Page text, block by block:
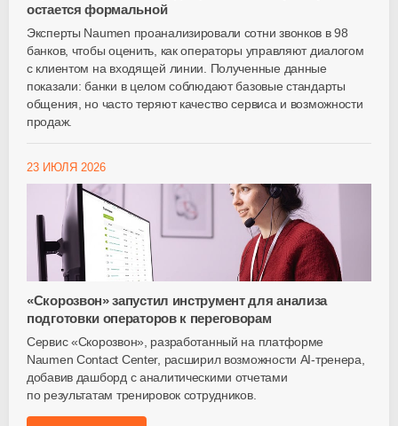
остается формальной
Эксперты Naumen проанализировали сотни звонков в 98
банков, чтобы оценить, как операторы управляют диалогом
с клиентом на входящей линии. Полученные данные
показали: банки в целом соблюдают базовые стандарты
общения, но часто теряют качество сервиса и возможности
продаж.
23 ИЮЛЯ 2026
«Скорозвон» запустил инструмент для анализа
подготовки операторов к переговорам
Сервис «Скорозвон», разработанный на платформе
Naumen Contact Center, расширил возможности AI-тренера
добавив дашборд с аналитическими отчетами
по результатам тренировок сотрудников.